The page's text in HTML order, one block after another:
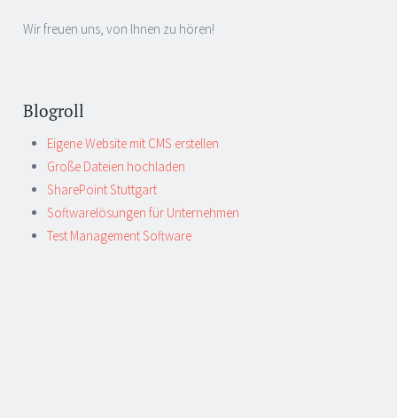
Wir freuen uns, von Ihnen zu hören!
Blogroll
Eigene Website mit CMS erstellen
Große Dateien hochladen
SharePoint Stuttgart
Softwarelösungen für Unternehmen
Test Management Software